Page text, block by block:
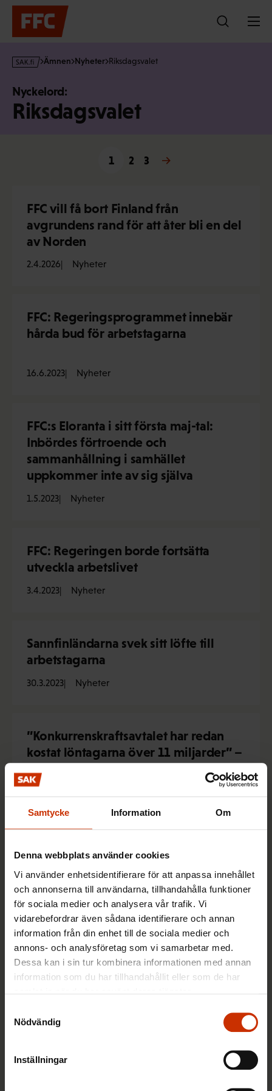
Samtycke Information Om
Denna webbplats använder cookies
Vi använder enhetsidentifierare för att anpassa innehållet
och annonserna till användarna, tillhandahålla funktioner
för sociala medier och analysera vår trafik. Vi
vidarebefordrar även sådana identifierare och annan
information från din enhet till de sociala medier och
annons- och analysföretag som vi samarbetar med.
Dessa kan i sin tur kombinera informationen med annan
information som du har tillhandahållit eller som de har
Nödvändig
Inställningar
Hoppa
innehållet
s
k
·
Ämnen Nyheter Riksdagsvalet
Nyckelord:
Riksdagsvalet
1 2 3Nästa →
FFC vill få bort Finland från
avgrundens rand för att åter bli en del
av Norden
2.4.2026 Nyheter
FFC: Regeringsprogrammet innebär
hårda bud för arbetstagarna
16.6.2023 Nyheter
FFC:s Eloranta i sitt första maj-tal:
Inbördes förtroende och
sammanhållning i samhället
uppkommer inte av sig själva
1.5.2023 Nyheter
FFC: Regeringen borde fortsätta
utveckla arbetslivet
3.4.2023 Nyheter
Sannfinländarna svek sitt löfte till
arbetstagarna
30.3.2023 Nyheter
”Konkurrenskraftsavtalet har redan
kostat löntagarna över 11 miljarder” –
FFC och förbunden inledde sin
kampanj för att öka valdeltagandet
10.2.2023
Varför har FFC satt upp egna mål inför
riksdagsvalet? Vi svarar på fem frågor
om vad FFC gör inför valet
16.1.2023 Nyheter
arbetstagarnas vardag ser ut